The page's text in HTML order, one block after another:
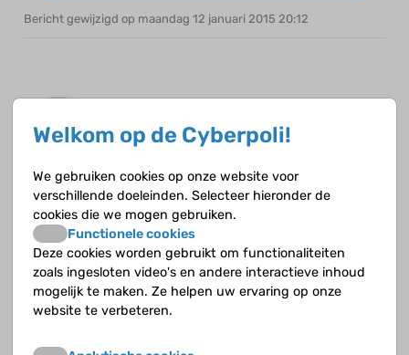
Bericht gewijzigd op maandag 12 januari 2015 20:12
weten het sinds voor de zomervakantie. Ik
zoek nog naar dr goede medicijnen.
Kimberly1 op 12 januari 2015
Welkom op de Cyberpoli!
We gebruiken cookies op onze website voor
verschillende doeleinden. Selecteer hieronder de
cookies die we mogen gebruiken.
Functionele cookies
Deze cookies worden gebruikt om functionaliteiten
zoals ingesloten video's en andere interactieve inhoud
mogelijk te maken. Ze helpen uw ervaring op onze
website te verbeteren.